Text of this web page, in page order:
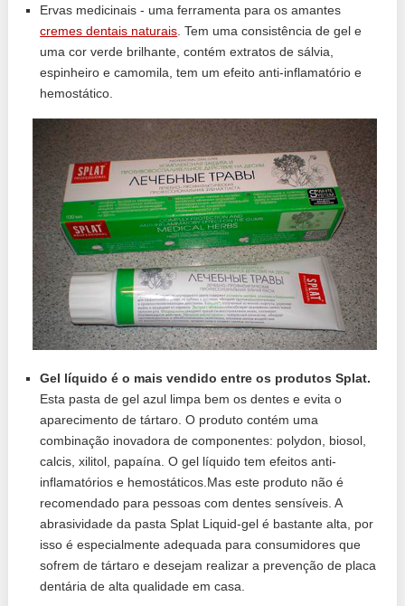
Ervas medicinais - uma ferramenta para os amantes
cremes dentais naturais. Tem uma consistência de gel e
uma cor verde brilhante, contém extratos de sálvia,
espinheiro e camomila, tem um efeito anti-inflamatório e
hemostático.
Gel líquido é o mais vendido entre os produtos Splat.
Esta pasta de gel azul limpa bem os dentes e evita o
aparecimento de tártaro. O produto contém uma
combinação inovadora de componentes: polydon, biosol,
calcis, xilitol, papaína. O gel líquido tem efeitos anti-
inflamatórios e hemostáticos.Mas este produto não é
recomendado para pessoas com dentes sensíveis. A
abrasividade da pasta Splat Liquid-gel é bastante alta, por
isso é especialmente adequada para consumidores que
sofrem de tártaro e desejam realizar a prevenção de placa
dentária de alta qualidade em casa.